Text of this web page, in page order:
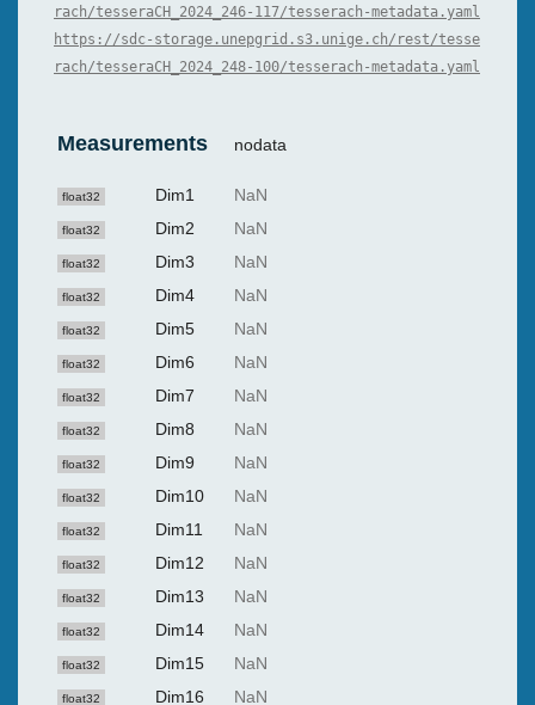
rach/tesseraCH_2024_246-117/tesserach-metadata.yaml
https://sdc-storage.unepgrid.s3.unige.ch/rest/tesse
rach/tesseraCH_2024_248-100/tesserach-metadata.yaml
Measurements nodata
float32 Dim1 NaN
float32 Dim2 NaN
float32 Dim3 NaN
float32 Dim4 NaN
float32 Dim5 NaN
float32 Dim6 NaN
float32 Dim7 NaN
float32 Dim8 NaN
float32 Dim9 NaN
float32 Dim10 NaN
float32 Dim11 NaN
float32 Dim12 NaN
float32 Dim13 NaN
float32 Dim14 NaN
float32 Dim15 NaN
float32 Dim16 NaN